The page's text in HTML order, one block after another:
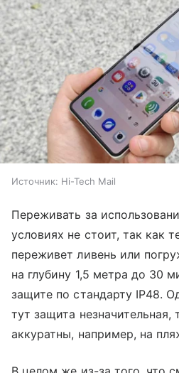
Источник: Hi-Tech Mail
Переживать за
условиях не стоит, так как
переживет ливень или
на глубину 1,5 метра до 30
защите по стандарту IP48.
тут защита незначительная,
аккуратны, например, на